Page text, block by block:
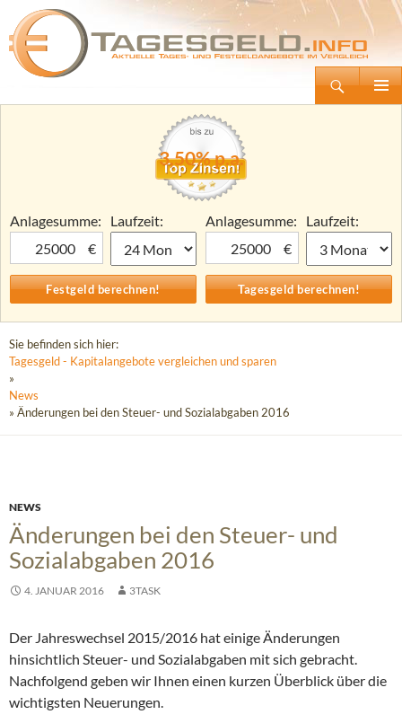
Tagesgeld.info – Tagesgeldkonten vergleichen und Tagesgeld-Zinsen berechnen
Zum
3,50% p.a.
Anlagesumme:
€
Laufzeit:
Anlagesumme:
€
Laufzeit:
Sie befinden sich hier:
Tagesgeld - Kapitalangebote vergleichen und sparen
»
News
» Änderungen bei den Steuer- und Sozialabgaben 2016
NEWS
Änderungen bei den Steuer- und
Sozialabgaben 2016
4. JANUAR 2016 3TASK
Der Jahreswechsel 2015/2016 hat einige Änderungen
hinsichtlich Steuer- und Sozialabgaben mit sich gebracht.
Nachfolgend geben wir Ihnen einen kurzen Überblick über die
wichtigsten Neuerungen.